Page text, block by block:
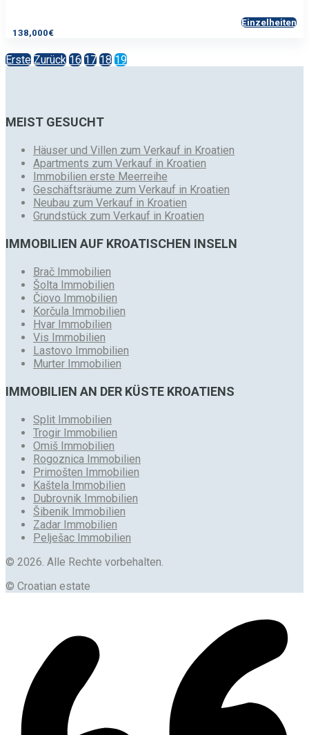
138,000€
Einzelheiten
Erste Zurück 16 17 18 19
MEIST GESUCHT
Häuser und Villen zum Verkauf in Kroatien
Apartments zum Verkauf in Kroatien
Immobilien erste Meerreihe
Geschäftsräume zum Verkauf in Kroatien
Neubau zum Verkauf in Kroatien
Grundstück zum Verkauf in Kroatien
IMMOBILIEN AUF KROATISCHEN INSELN
Brač Immobilien
Šolta Immobilien
Čiovo Immobilien
Korčula Immobilien
Hvar Immobilien
Vis Immobilien
Lastovo Immobilien
Murter Immobilien
IMMOBILIEN AN DER KÜSTE KROATIENS
Split Immobilien
Trogir Immobilien
Omiš Immobilien
Rogoznica Immobilien
Primošten Immobilien
Kaštela Immobilien
Dubrovnik Immobilien
Šibenik Immobilien
Zadar Immobilien
Pelješac Immobilien
© 2026. Alle Rechte vorbehalten.
© Croatian estate